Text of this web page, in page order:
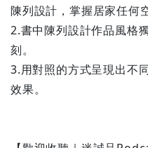
陳列設計，掌握居家任何
2.書中陳列設計作品風格
刻。
3.用對照的方式呈現出不
效果。